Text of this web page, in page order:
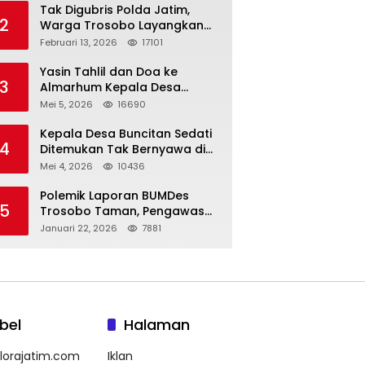
2
Tak Digubris Polda Jatim,
Warga Trosobo Layangkan
Dumas Dugaan Korupsi
Kapolri
Februari 13, 2026 17101
3
Yasin Tahlil dan Doa ke
Almarhum Kepala Desa
Buncitan Digelar Dua Lokasi
Mei 5, 2026 16690
4
Kepala Desa Buncitan Sedati
Ditemukan Tak Bernyawa di
Ruang Kerja, Dugaan Bunuh
Mei 4, 2026 10436
5
Polemik Laporan BUMDes
Trosobo Taman, Pengawas
Walk Out dan Sebut
Januari 22, 2026 7881
Halaman
Iklan